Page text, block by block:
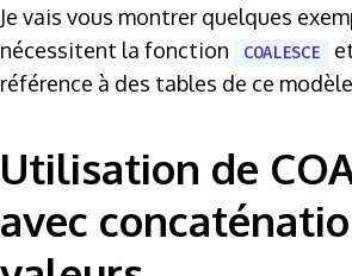
Je vais vous montrer quelques
nécessitent la fonction
COALESCE
référence à des tables de ce
Utilisation de
avec